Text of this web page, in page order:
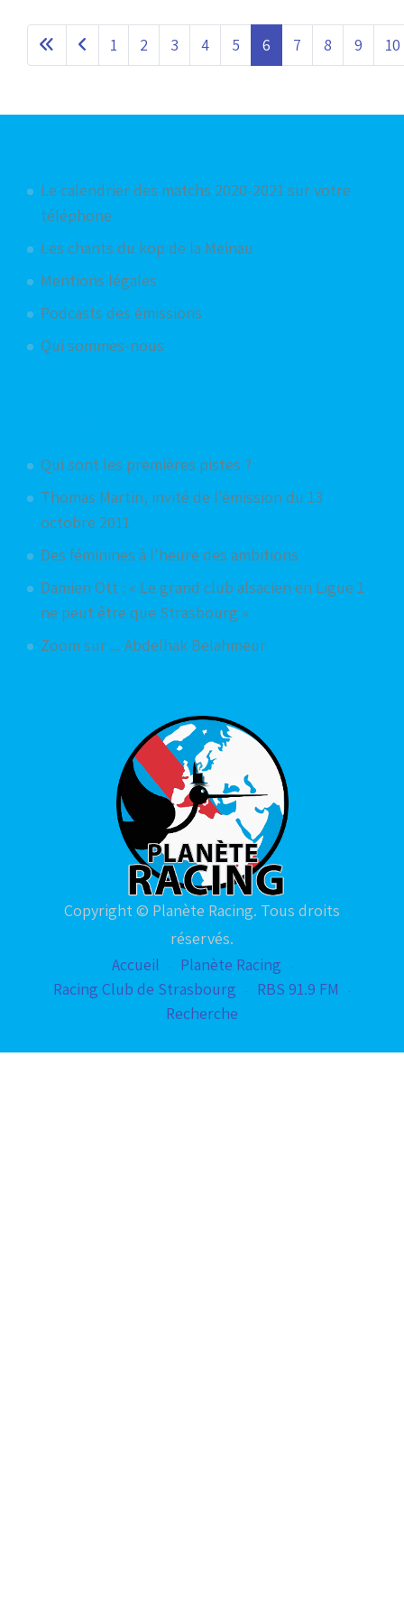
1 2 3 4 5 6 7 8 9 10
Le calendrier des matchs 2020-2021 sur votre
téléphone
Les chants du kop de la Meinau
Mentions légales
Podcasts des émissions
Qui sommes-nous
Qui sont les premières pistes ?
Thomas Martin, invité de l'émission du 13
octobre 2011
Des féminines à l'heure des ambitions
Damien Ott : « Le grand club alsacien en Ligue 1
ne peut être que Strasbourg »
Zoom sur ... Abdelhak Belahmeur
Copyright © Planète Racing. Tous droits
réservés.
Accueil
Planète Racing
Racing Club de Strasbourg
RBS 91.9 FM
Recherche